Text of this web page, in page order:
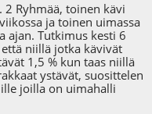
2 Ryhmää, toinen kävi
ja toinen uimassa
ajan. Tutkimus kesti 6
niillä jotka kävivät
1,5 % kun taas niillä
ystävät, suosittelen
joilla on uimahalli